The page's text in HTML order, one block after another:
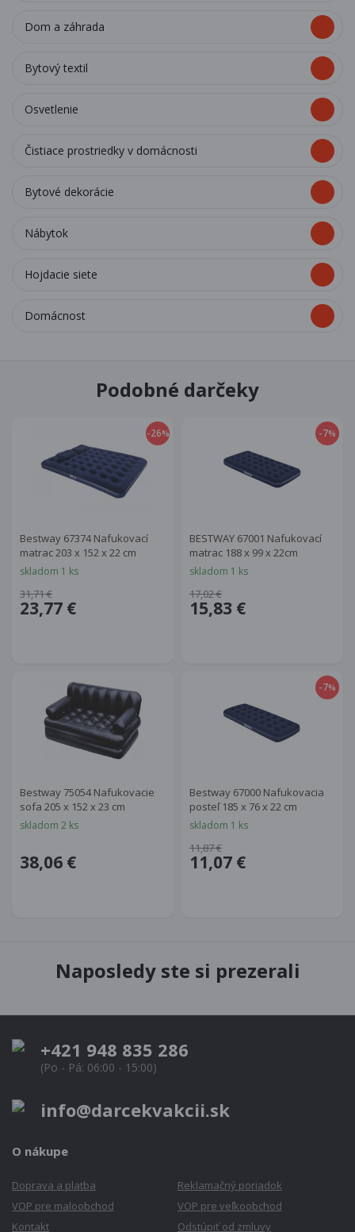
Dom a záhrada
Bytový textil
Osvetlenie
Čistiace prostriedky v domácnosti
Bytové dekorácie
Nábytok
Hojdacie siete
Domácnost
Podobné darčeky
-26%
Bestway 67374 Nafukovací
matrac 203 x 152 x 22 cm
skladom 1 ks
23,77 €
31,71 €
-7%
BESTWAY 67001 Nafukovací
matrac 188 x 99 x 22cm
skladom 1 ks
15,83 €
17,02 €
Bestway 75054 Nafukovacie
sofa 205 x 152 x 23 cm
skladom 2 ks
38,06 €
-7%
Bestway 67000 Nafukovacia
posteľ 185 x 76 x 22 cm
skladom 1 ks
11,07 €
11,87 €
Naposledy ste si prezerali
+421 948 835 286
(Po - Pá: 06:00 - 15:00)
info@darcekvakcii.sk
O nákupe
Doprava a platba
Reklamačný poriadok
VOP pre maloobchod
VOP pre veľkoobchod
Kontakt
Odstúpiť od zmluvy